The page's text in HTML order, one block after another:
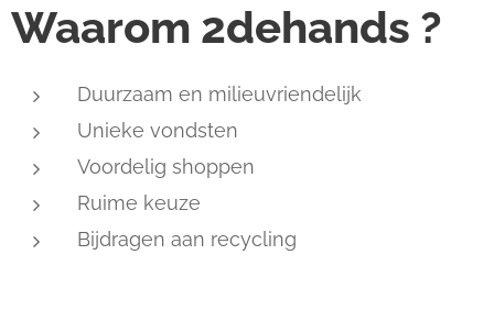
Waarom 2dehands ?
Duurzaam en milieuvriendelijk
Unieke vondsten
Voordelig shoppen
Ruime keuze
Bijdragen aan recycling